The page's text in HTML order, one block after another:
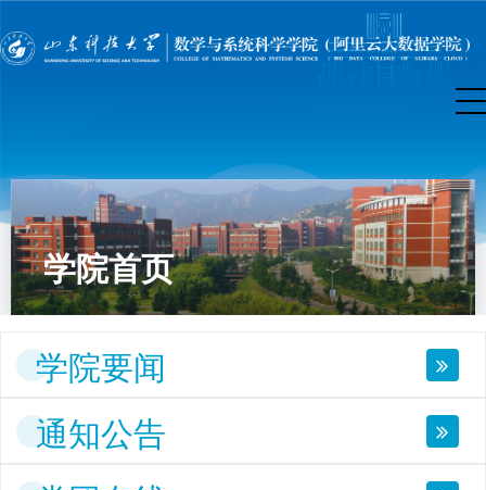
学院首页
学院要闻
通知公告